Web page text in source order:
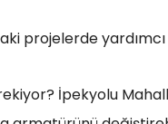
yardımcı
İpekyolu